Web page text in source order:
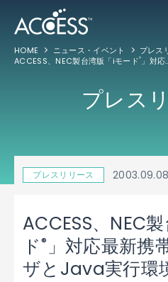
HOME ニュース・イベント
プレス
ACCESS、NEC製台湾版「iモード® 」対応最新携帯電話にブラウザとJava実行環境を提供
プレス
プレスリリース 2003.09.08
ACCESS、NEC
ド®」対応最新携
ザとJava実行環